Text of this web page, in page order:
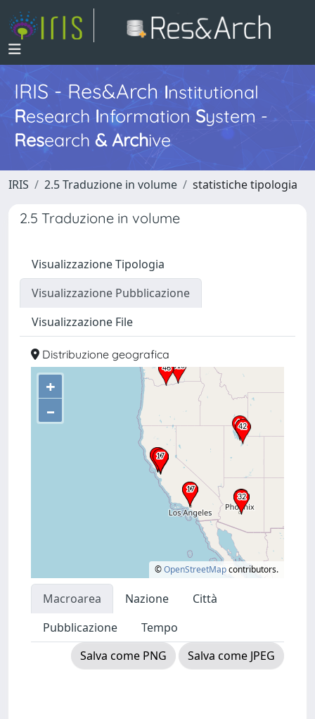
IRIS - Res&ArchInstitutional
Research InformationSystem -
Research & Archive
IRIS 2.5 Traduzione in volume statistiche tipologia
2.5 Traduzione in volume
Visualizzazione Tipologia
Visualizzazione Pubblicazione
Visualizzazione File
Distribuzione geografica
+
–
©OpenStreetMapcontributors.
Macroarea Nazione
Città
Pubblicazione
Tempo
Salva come PNG
Salva come JPEG